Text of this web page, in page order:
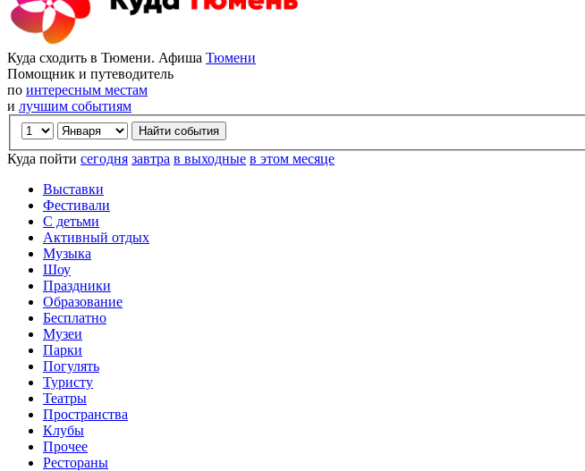
Куда сходить в Тюмени. Афиша Тюмени
Помощник и путеводитель
по интересным местам
и лучшим событиям
Куда пойти сегодня завтра в выходные в этом месяце
Выставки
Фестивали
С детьми
Активный отдых
Музыка
Шоу
Праздники
Образование
Бесплатно
Музеи
Парки
Погулять
Туристу
Театры
Пространства
Клубы
Прочее
Рестораны